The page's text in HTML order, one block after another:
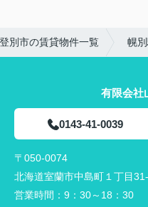
登別市の賃貸物件一覧 幌
有限会社
0143-41-0039
〒050-0074
北海道室蘭市中島町１丁目
営業時間： 9：30～18：30